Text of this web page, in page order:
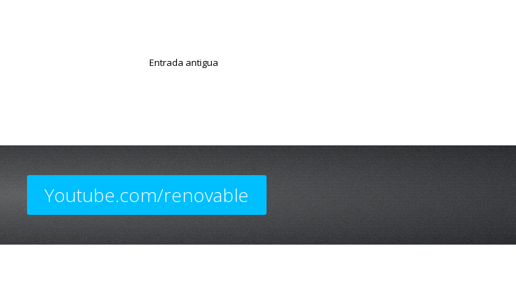
Entrada antigua
Youtube.com/renovable